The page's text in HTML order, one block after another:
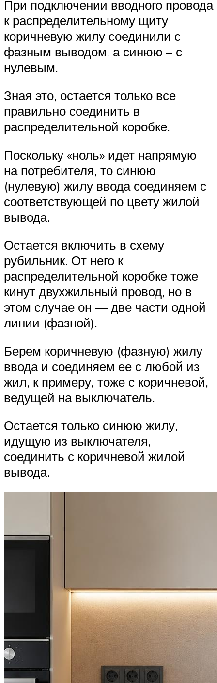
При подключении вводного провода
к распределительному щиту
коричневую жилу соединили с
фазным выводом, а синюю – с
нулевым.
Зная это, остается только все
правильно соединить в
распределительной коробке.
Поскольку «ноль» идет напрямую
на потребителя, то синюю
(нулевую) жилу ввода соединяем с
соответствующей по цвету жилой
вывода.
Остается включить в схему
рубильник. От него к
распределительной коробке тоже
кинут двухжильный провод, но в
этом случае он — две части одной
линии (фазной).
Берем коричневую (фазную) жилу
ввода и соединяем ее с любой из
жил, к примеру, тоже с коричневой,
ведущей на выключатель.
Остается только синюю жилу,
идущую из выключателя,
соединить с коричневой жилой
вывода.